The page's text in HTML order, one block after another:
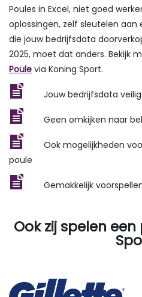
Poules in Excel, niet goed
oplossingen, zelf sleutelen aan
die jouw bedrijfsdata
2025, moet dat anders. Bekijk
Poule via Koning Sport.
​Jouw bedrijfsdata
​Geen omkijken naar
​Ook mogelijkheden
poule
​Gemakkelijk
Ook zij spelen